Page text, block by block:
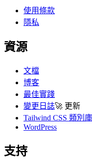
使用條款
隱私
資源
文檔
博客
最佳實踐
變更日誌🚀 更新
Tailwind CSS 類別庫
WordPress
支持